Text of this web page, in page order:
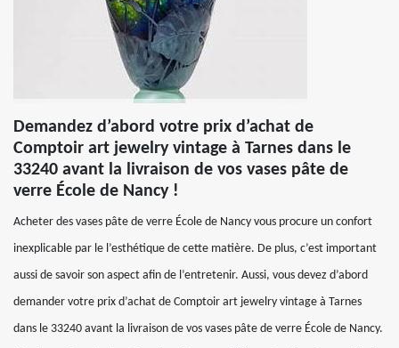
Demandez d’abord votre prix d’achat de
Comptoir art jewelry vintage à Tarnes dans le
33240 avant la livraison de vos vases pâte de
verre École de Nancy !
Acheter des vases pâte de verre École de Nancy vous procure un confort
inexplicable par le l’esthétique de cette matière. De plus, c’est important
aussi de savoir son aspect afin de l’entretenir. Aussi, vous devez d’abord
demander votre prix d’achat de Comptoir art jewelry vintage à Tarnes
dans le 33240 avant la livraison de vos vases pâte de verre École de Nancy.